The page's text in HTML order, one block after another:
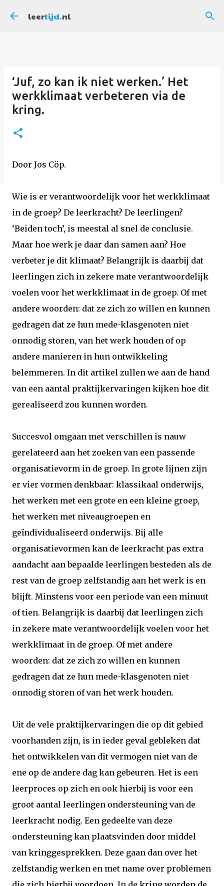
Doorgaan naar hoofdcontent
leertijd.nl
‘Juf, zo kan ik niet werken.’ Het
werkklimaat verbeteren via de
kring.
Door Jos Cöp.
Wie is er verantwoordelijk voor het werkklimaat
in de groep? De leerkracht? De leerlingen?
‘Beiden toch’, is meestal al snel de conclusie.
Maar hoe werk je daar dan samen aan? Hoe
verbeter je dit klimaat? Belangrijk is daarbij dat
leerlingen zich in zekere mate verantwoordelijk
voelen voor het werkklimaat in de groep. Of met
andere woorden: dat ze zich zo willen en kunnen
gedragen dat ze hun mede-klasgenoten niet
onnodig storen, van het werk houden of op
andere manieren in hun ontwikkeling
belemmeren. In dit artikel zullen we aan de hand
van een aantal praktijkervaringen kijken hoe dit
gerealiseerd zou kunnen worden.
Succesvol omgaan met verschillen is nauw
gerelateerd aan het zoeken van een passende
organisatievorm in de groep. In grote lijnen zijn
er vier vormen denkbaar: klassikaal onderwijs,
het werken met een grote en een kleine groep,
het werken met niveaugroepen en
geïndividualiseerd onderwijs. Bij alle
organisatievormen kan de leerkracht pas extra
aandacht aan bepaalde leerlingen besteden als de
rest van de groep zelfstandig aan het werk is en
blijft. Minstens voor een periode van een minuut
of tien. Belangrijk is daarbij dat leerlingen zich
in zekere mate verantwoordelijk voelen voor het
werkklimaat in de groep. Of met andere
woorden: dat ze zich zo willen en kunnen
gedragen dat ze hun mede-klasgenoten niet
onnodig storen of van het werk houden.
Uit de vele praktijkervaringen die op dit gebied
voorhanden zijn, is in ieder geval gebleken dat
het ontwikkelen van dit vermogen niet van de
ene op de andere dag kan gebeuren. Het is een
leerproces op zich en ook hierbij is voor een
groot aantal leerlingen ondersteuning van de
leerkracht nodig. Een gedeelte van deze
ondersteuning kan plaatsvinden door middel
van kringgesprekken. Deze gaan dan over het
zelfstandig werken en met name over problemen